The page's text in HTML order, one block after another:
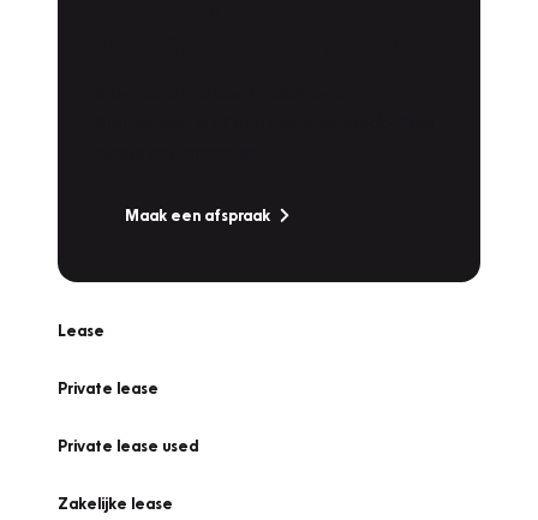
Maak een afspraak
Lease
Private lease
Private lease used
Zakelijke lease